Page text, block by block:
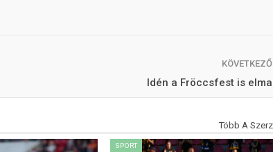
KÖVETKEZŐ
Idén a Fröccsfest is
Több A
SPORT